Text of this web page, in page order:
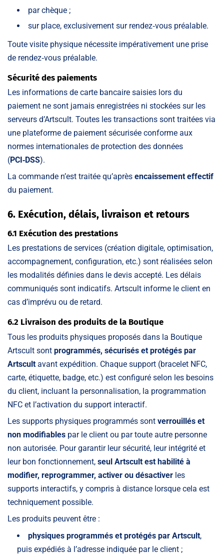
par chèque ;
sur place, exclusivement sur rendez‑vous préalable.
Toute visite physique nécessite impérativement une prise
de rendez‑vous préalable.
Sécurité des paiements
Les informations de carte bancaire saisies lors du
paiement ne sont jamais enregistrées ni stockées sur les
serveurs d’Artscult. Toutes les transactions sont traitées via
une plateforme de paiement sécurisée conforme aux
normes internationales de protection des données
(PCI‑DSS).
La commande n’est traitée qu’après encaissement effectif
du paiement.
6. Exécution, délais, livraison et retours
6.1 Exécution des prestations
Les prestations de services (création digitale, optimisation,
accompagnement, configuration, etc.) sont réalisées selon
les modalités définies dans le devis accepté. Les délais
communiqués sont indicatifs. Artscult informe le client en
cas d’imprévu ou de retard.
6.2 Livraison des produits de la Boutique
Tous les produits physiques proposés dans la Boutique
Artscult sont programmés, sécurisés et protégés par
Artscult avant expédition. Chaque support (bracelet NFC,
carte, étiquette, badge, etc.) est configuré selon les besoins
du client, incluant la personnalisation, la programmation
NFC et l’activation du support interactif.
Les supports physiques programmés sont verrouillés et
non modifiables par le client ou par toute autre personne
non autorisée. Pour garantir leur sécurité, leur intégrité et
leur bon fonctionnement, seul Artscult est habilité à
modifier, reprogrammer, activer ou désactiver les
supports interactifs, y compris à distance lorsque cela est
techniquement possible.
Les produits peuvent être :
physiques programmés et protégés par Artscult,
puis expédiés à l’adresse indiquée par le client ;